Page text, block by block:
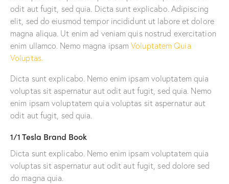
odit aut fugit, sed quia. Dicta sunt explicabo. Adipiscing
elit, sed do eiusmod tempor incididunt ut labore et dolore
magna aliqua. Ut enim ad veniam quis nostrud exercitation
enim ullamco. Nemo magna ipsamVoluptatem Quia
Voluptas.
Dicta sunt explicabo. Nemo enim ipsam voluptatem quia
voluptas sit aspernatur aut odit aut fugit, sed quia. Nemo
enim ipsam voluptatem quia voluptas sit aspernatur aut
odit aut fugit, sed quia.
1/1 Tesla Brand Book
Dicta sunt explicabo. Nemo enim ipsam voluptatem quia
voluptas sit aspernatur aut odit aut fugit, sed dolore sed
do magna quia.